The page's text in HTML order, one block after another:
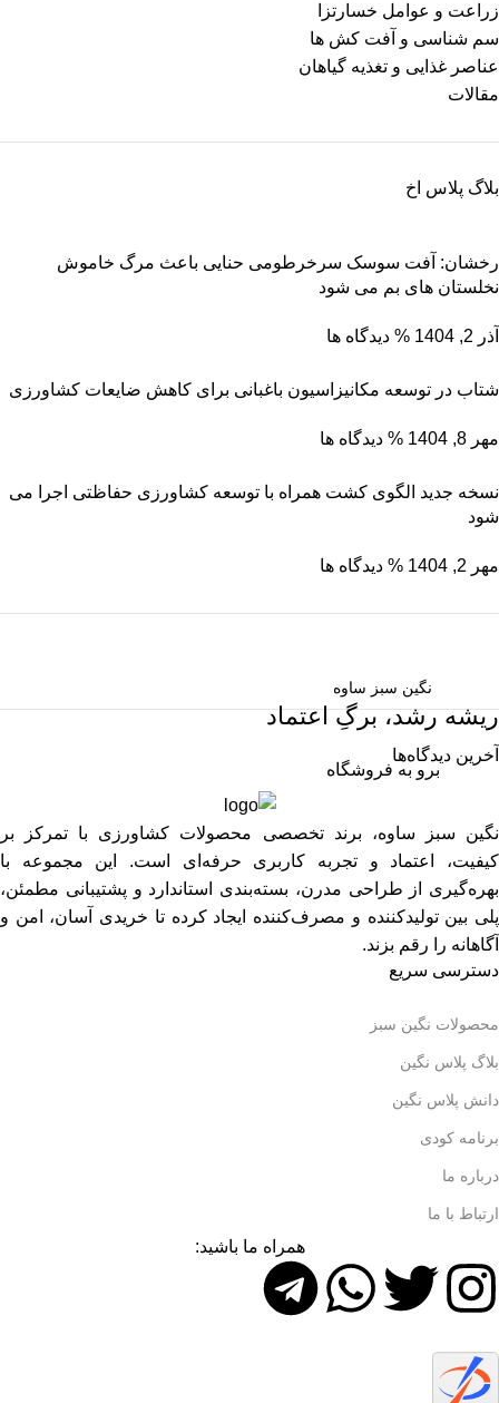
زراعت و عوامل خسارتزا
سم شناسی و آفت کش ها
عناصر غذایی و تغذیه گیاهان
مقالات
بلاگ پلاس اخ
رخشان: آفت سوسک سرخرطومی حنایی باعث مرگ خاموش
نخلستان های بم می شود
آذر 2, 1404 % دیدگاه ها
شتاب در توسعه مکانیزاسیون باغبانی برای کاهش ضایعات کشاورزی
مهر 8, 1404 % دیدگاه ها
نسخه جدید الگوی کشت همراه با توسعه کشاورزی حفاظتی اجرا می
شود
مهر 2, 1404 % دیدگاه ها
نگین سبز ساوه
ریشه رشد، برگِ اعتماد
برو به فروشگاه
آخرین دیدگاه‌ها
نگین سبز ساوه، برند تخصصی محصولات کشاورزی با تمرکز بر
کیفیت، اعتماد و تجربه کاربری حرفه‌ای است. این مجموعه با
بهره‌گیری از طراحی مدرن، بسته‌بندی استاندارد و پشتیبانی مطمئن،
پلی بین تولیدکننده و مصرف‌کننده ایجاد کرده تا خریدی آسان، امن و
آگاهانه را رقم بزند.
دسترسی سریع
محصولات نگین سبز
بلاگ پلاس نگین
دانش پلاس نگین
برنامه کودی
درباره ما
ارتباط با ما
همراه ما باشید: